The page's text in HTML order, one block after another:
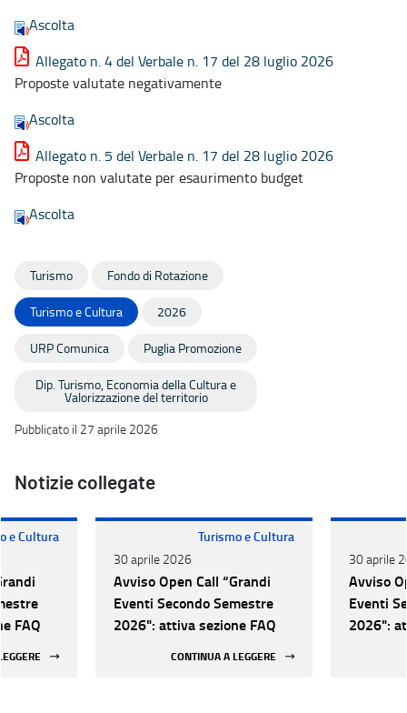
Ascolta
Allegato n. 4 del Verbale n. 17 del 28 luglio 2026
Proposte valutate negativamente
Ascolta
Allegato n. 5 del Verbale n. 17 del 28 luglio 2026
Proposte non valutate per esaurimento budget
Ascolta
Turismo Fondo di Rotazione
Turismo e Cultura 2026
URP Comunica Puglia Promozione
Dip. Turismo, Economia della Cultura e
Valorizzazione del territorio
Pubblicato il 27 aprile 2026
Notizie collegate
e Cultura
FAQ
Turismo e Cultura
30 aprile 2026
Avviso Open Call “Grandi
Eventi Secondo Semestre
2026": attiva sezione FAQ
CONTINUA A LEGGERE
30 aprile
Avviso
Eventi
2026":